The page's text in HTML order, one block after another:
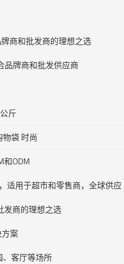
商和批发商的理想之选
品牌商和批发供应商
斤
袋 时尚
ODM
适用于超市和零售商，全球供应
发商的理想之选
案
、客厅等场所